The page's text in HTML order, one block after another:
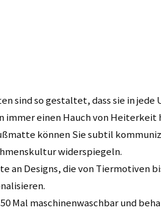
sind so gestaltet, dass sie in jede
immer einen Hauch von Heiterkeit
können Sie subtil
widerspiegeln.
an Designs, die von Tiermotiven
Mal maschinenwaschbar und